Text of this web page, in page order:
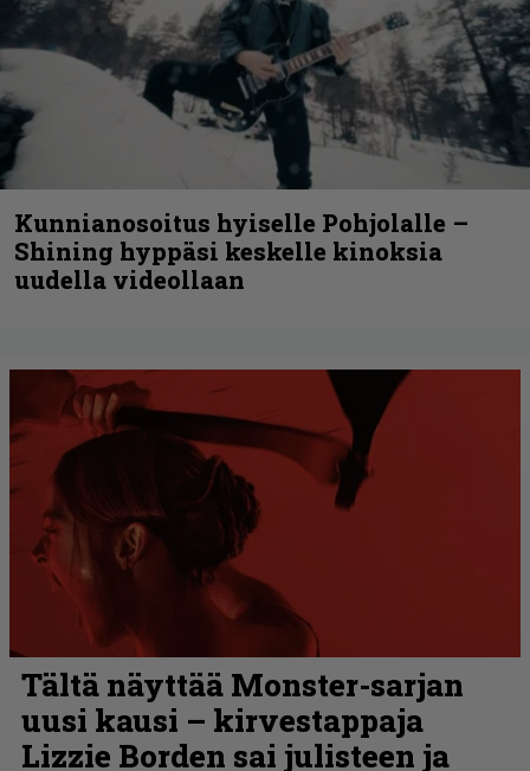
Kunnianosoitus hyiselle Pohjolalle –
Shining hyppäsi keskelle kinoksia
uudella videollaan